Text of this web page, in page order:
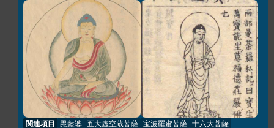
関連項目 毘藍婆 五大虚空蔵菩薩 宝波羅蜜菩薩 十六大菩薩